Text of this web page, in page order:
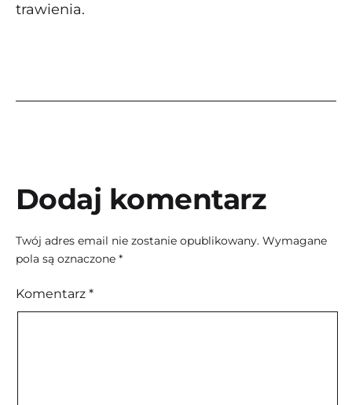
trawienia.
Dodaj komentarz
Twój adres email nie zostanie opublikowany. Wymagane
pola są oznaczone *
Komentarz *